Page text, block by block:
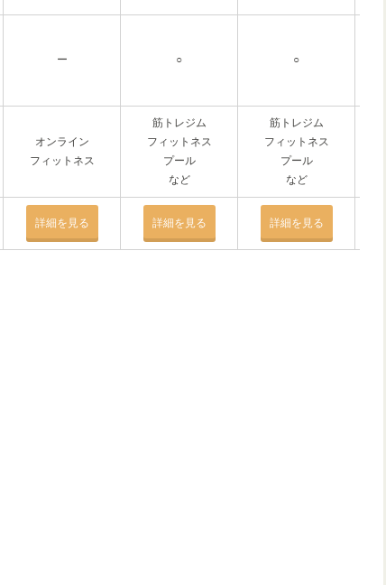
ー ○ ○
オンライン
フィットネス
筋トレジム
フィットネス
プール
など
筋トレジム
フィットネス
プール
など
詳細を見る 詳細を見る 詳細を見る